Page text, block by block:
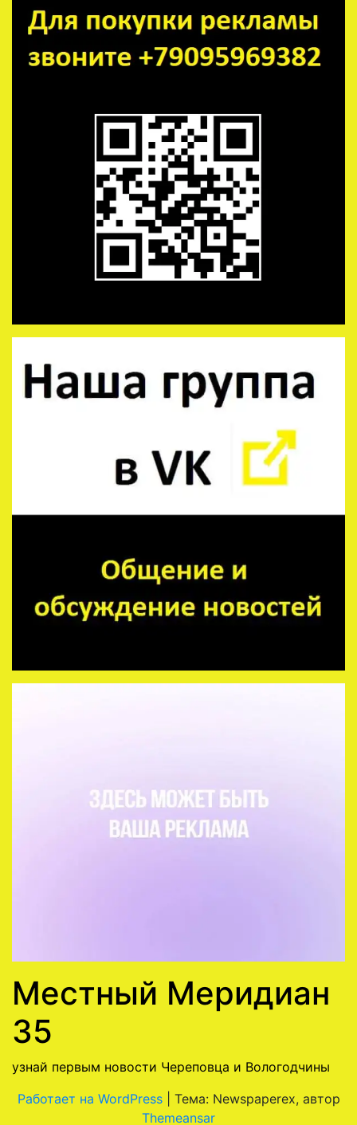
Местный Меридиан
35
узнай первым новости Череповца и Вологодчины
Работает на WordPress
Тема: Newspaperex, автор
Themeansar